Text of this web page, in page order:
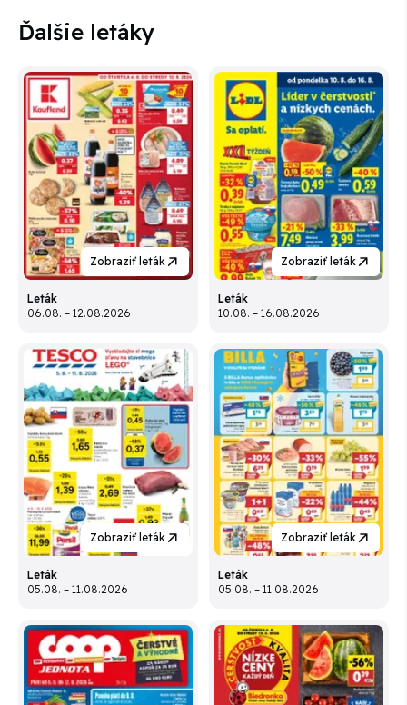
Ďalšie letáky
Zobraziť leták
Leták
06.08. – 12.08.2026
Zobraziť leták
Leták
10.08. – 16.08.2026
Zobraziť leták
Leták
05.08. – 11.08.2026
Zobraziť leták
Leták
05.08. – 11.08.2026